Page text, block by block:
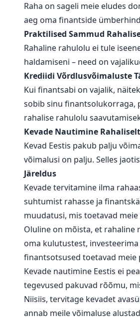
Raha on sageli meie eludes
aeg oma finantside
Praktilised Sammud
Rahaline rahulolu ei tule
haldamiseni – need on
Krediidi Võrdlusvõimaluste
Kui finantsabi on vajalik,
sobib sinu finantsolukorraga,
rahalise rahulolu
Kevade Nautimine
Kevad Eestis pakub palju
võimalusi on palju. Selles
Järeldus
Kevade tervitamine ilma
suhtumist rahasse ja
muudatusi, mis toetavad
Oluline on mõista, et rahaline
oma kulutustest,
finantsotsused toetavad meie
Kevade nautimine Eestis ei
tegevused pakuvad rõõmu,
Niisiis, tervitage kevadet
annab meile võimaluse